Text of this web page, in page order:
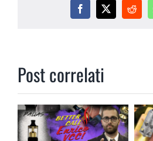
Facebook
X
Post correlati